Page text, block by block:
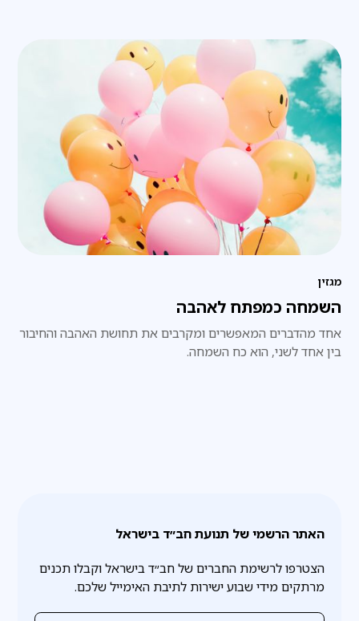
מגזין
השמחה כמפתח לאהבה
אחד מהדברים המאפשרים ומקרבים את תחושת האהבה והחיבור
בין אחד לשני, הוא כח השמחה.
האתר הרשמי של תנועת חב״ד בישראל
הצטרפו לרשימת החברים של חב״ד בישראל וקבלו תכנים
מרתקים מידי שבוע ישירות לתיבת האימייל שלכם.